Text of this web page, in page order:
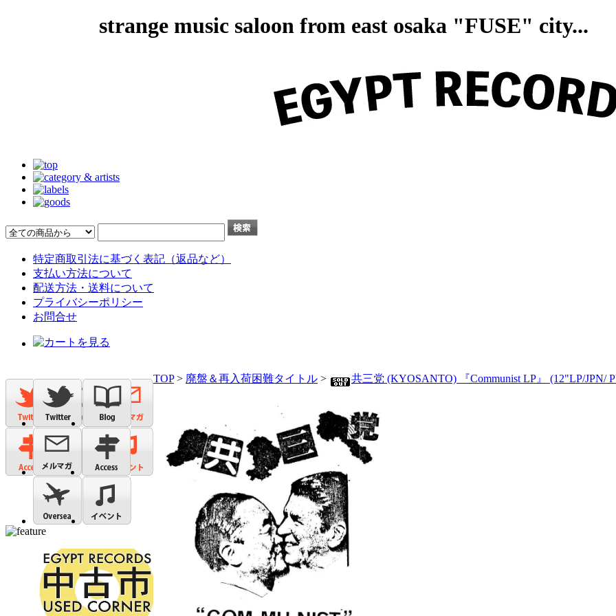
strange music saloon from east osaka "FUSE"
特定商取引法に基づく表記（返品など）
支払い方法について
配送方法・送料について
プライバシーポリシー
お問合せ
TOP> 廃盤＆再入荷困難タイトル > 共三党 (KYOSANTO) 『Communist LP』 (12"LP/JPN/